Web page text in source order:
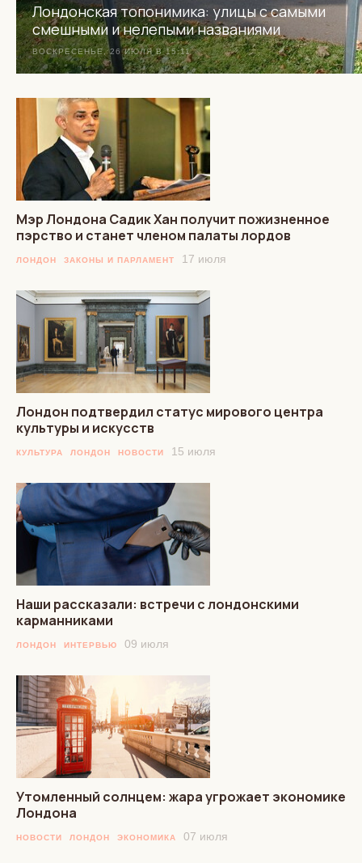
Лондонская топонимика: улицы с самыми
смешными и нелепыми названиями
ВОСКРЕСЕНЬЕ, 26 ИЮЛЯ В 15:11
Мэр Лондона Садик Хан получит пожизненное
пэрство и станет членом палаты лордов
ЛОНДОН ЗАКОНЫ И ПАРЛАМЕНТ 17 июля
Лондон подтвердил статус мирового центра
культуры и искусств
КУЛЬТУРА ЛОНДОН НОВОСТИ 15 июля
Наши рассказали: встречи с лондонскими
карманниками
ЛОНДОН ИНТЕРВЬЮ 09 июля
Утомленный солнцем: жара угрожает экономике
Лондона
НОВОСТИ ЛОНДОН ЭКОНОМИКА 07 июля